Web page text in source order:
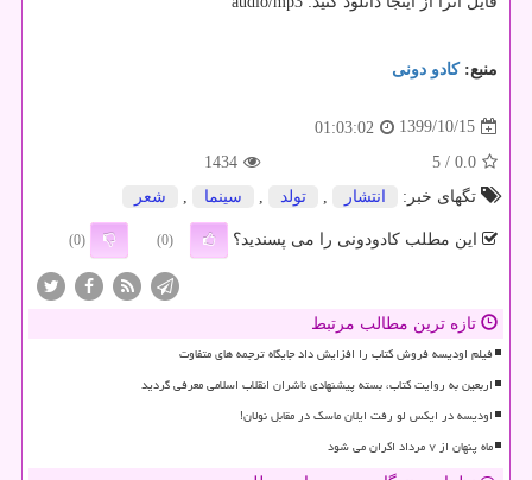
منبع:كادو دونی
1399/10/15
01:03:02
0.0
/ 5
1434
تگهای خبر:
انتشار تولد سینما شعر
این مطلب کادودونی را می پسندید؟ (0)
(0)
تازه ترین مطالب مرتبط
فیلم اودیسه فروش کتاب را افزایش داد جایگاه ترجمه های متفاوت
اربعین به روایت کتاب، بسته پیشنهادی ناشران انقلاب اسلامی معرفی گردید
اودیسه در ایکس لو رفت ایلان ماسک در مقابل نولان!
ماه پنهان از ۷ مرداد اکران می شود